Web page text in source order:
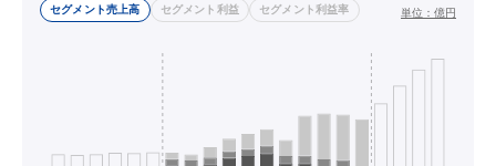
セグメント売上高 セグメント利益 セグメント利益率 単位： 億円